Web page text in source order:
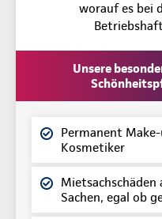
worauf es bei
Unsere
Permanent
Kosmetiker
Mietsachschäden
Sachen, egal ob